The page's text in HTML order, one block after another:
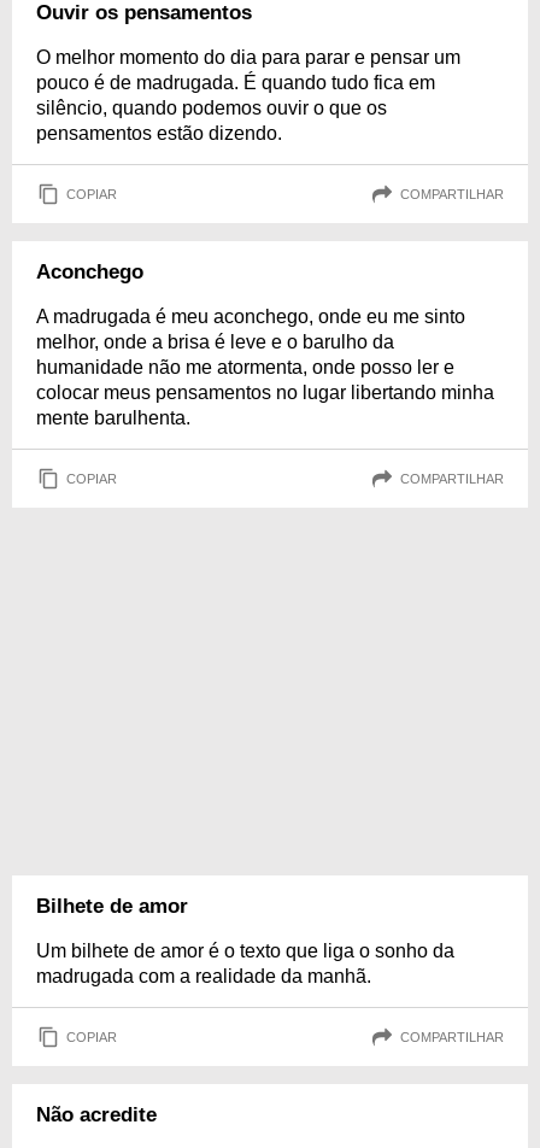
Ouvir os pensamentos
O melhor momento do dia para parar e pensar um
pouco é de madrugada. É quando tudo fica em
silêncio, quando podemos ouvir o que os
pensamentos estão dizendo.
COPIAR COMPARTILHAR
Aconchego
A madrugada é meu aconchego, onde eu me sinto
melhor, onde a brisa é leve e o barulho da
humanidade não me atormenta, onde posso ler e
colocar meus pensamentos no lugar libertando minha
mente barulhenta.
COPIAR COMPARTILHAR
Bilhete de amor
Um bilhete de amor é o texto que liga o sonho da
madrugada com a realidade da manhã.
COPIAR COMPARTILHAR
Não acredite